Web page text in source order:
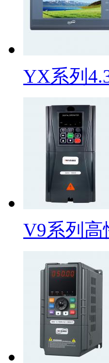
YX系列
V9系列高